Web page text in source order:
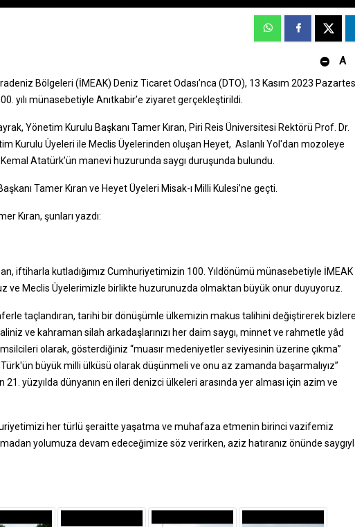
A
Bölgeleri (İMEAK) Deniz Ticaret Odası’nca (DTO), 13 Kasım 2023
yılı münasebetiyle Anıtkabir’e ziyaret gerçekleştirildi.
Yönetim Kurulu Başkanı Tamer Kıran, Piri Reis Üniversitesi Rektörü Prof. Dr.
Kurulu Üyeleri ile Meclis Üyelerinden oluşan Heyet, Aslanlı Yol'dan mozoleye
Atatürk’ün manevi huzurunda saygı duruşunda bulundu.
Tamer Kıran ve Heyet Üyeleri Misak-ı Milli Kulesi’ne geçti.
Kıran, şunları yazdı:
iftiharla kutladığımız Cumhuriyetimizin 100. Yıldönümü münasebetiyle İMEAK
ve Meclis Üyelerimizle birlikte huzurunuzda olmaktan büyük onur duyuyoruz.
taçlandıran, tarihi bir dönüşümle ülkemizin makus talihini değiştirerek
ve kahraman silah arkadaşlarınızı her daim saygı, minnet ve rahmetle yâd
olarak, gösterdiğiniz “muasır medeniyetler seviyesinin üzerine çıkma”
büyük milli ülküsü olarak düşünmeli ve onu az zamanda başarmalıyız”
yüzyılda dünyanın en ileri denizci ülkeleri arasında yer alması için azim ve
her türlü şeraitte yaşatma ve muhafaza etmenin birinci vazifemiz
yolumuza devam edeceğimize söz verirken, aziz hatıranız önünde